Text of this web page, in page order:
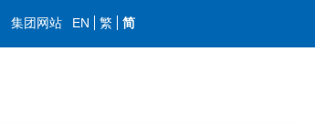
集团网站 EN 繁 简